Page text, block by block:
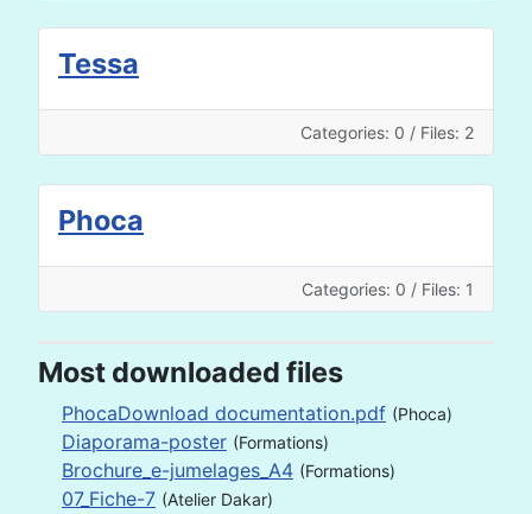
Tessa
Categories: 0 / Files: 2
Phoca
Categories: 0 / Files: 1
Most downloaded files
PhocaDownload documentation.pdf (Phoca)
Diaporama-poster (Formations)
Brochure_e-jumelages_A4 (Formations)
07_Fiche-7 (Atelier Dakar)